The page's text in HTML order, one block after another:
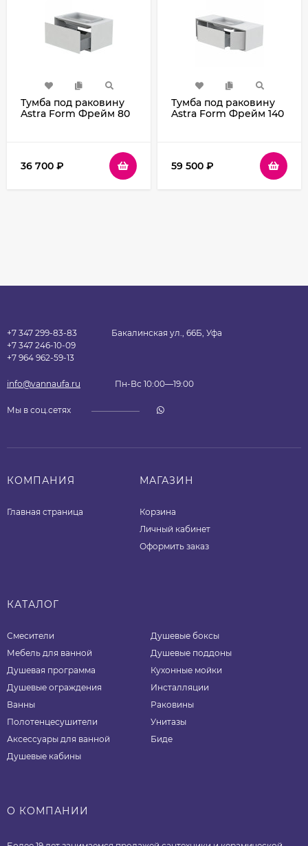
Тумба под раковину
Astra Form Фрейм 80
36 700 ₽
Тумба под раковину
Astra Form Фрейм 140
59 500 ₽
+7 347 299-83-83
+7 347 246-10-09
+7 964 962-59-13
Бакалинская ул., 66Б, Уфа
info@vannaufa.ru Пн-Вс 10:00—19:00
Мы в соц.сетях
КОМПАНИЯ
Главная страница
МАГАЗИН
Корзина
Личный кабинет
Оформить заказ
КАТАЛОГ
Смесители
Мебель для ванной
Душевая программа
Душевые ограждения
Ванны
Полотенцесушители
Аксессуары для ванной
Душевые кабины
Душевые боксы
Душевые поддоны
Кухонные мойки
Инсталляции
Раковины
Унитазы
Биде
О КОМПАНИИ